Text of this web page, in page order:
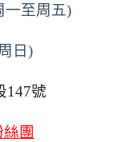
一至周五)
日)
147號
絲團